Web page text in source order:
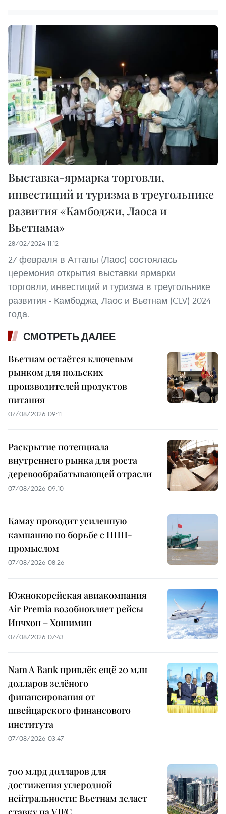
Выставка-ярмарка торговли,
инвестиций и туризма в треугольнике
развития «Камбоджи, Лаоса и
Вьетнама»
28/02/2024 11:12
27 февраля в Аттапы (Лаос) состоялась
церемония открытия выставки-ярмарки
торговли, инвестиций и туризма в треугольнике
развития - Камбоджа, Лаос и Вьетнам (CLV) 2024
года.
СМОТРЕТЬ ДАЛЕЕ
Вьетнам остаётся ключевым
рынком для польских
производителей продуктов
питания
07/08/2026 09:11
Раскрытие потенциала
внутреннего рынка для роста
деревообрабатывающей отрасли
07/08/2026 09:10
Камау проводит усиленную
кампанию по борьбе с ННН-
промыслом
07/08/2026 08:26
Южнокорейская авиакомпания
Air Premia возобновляет рейсы
Инчхон – Хошимин
07/08/2026 07:43
Nam A Bank привлёк ещё 20 млн
долларов зелёного
финансирования от
швейцарского финансового
института
07/08/2026 03:47
700 млрд долларов для
достижения углеродной
нейтральности: Вьетнам делает